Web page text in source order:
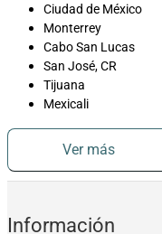
Ciudad de México
Monterrey
Cabo San Lucas
San José, CR
Tijuana
Mexicali
Ver más
Información